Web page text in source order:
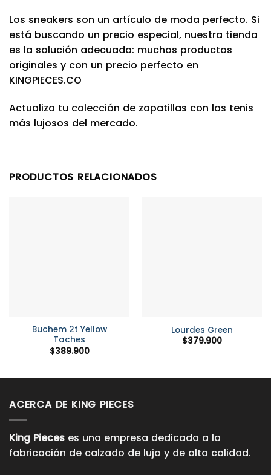
Los sneakers son un artículo de moda perfecto. Si
está buscando un precio especial, nuestra tienda
es la solución adecuada: muchos productos
originales y con un precio perfecto en
KINGPIECES.CO
Actualiza tu colección de zapatillas con los tenis
más lujosos del mercado.
PRODUCTOS RELACIONADOS
Buchem 2t Yellow
Taches
$389.900
Lourdes Green
$379.900
ACERCA DE KING PIECES
King Pieces es una empresa dedicada a la
fabricación de calzado de lujo y de alta calidad.